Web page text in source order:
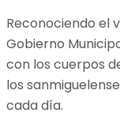
Reconociendo el
Gobierno
con los cuerpos
los
cada día.